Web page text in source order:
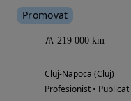
Promovat
219 000 km
Cluj-Napoca (Cluj)
Profesionist • Publicat